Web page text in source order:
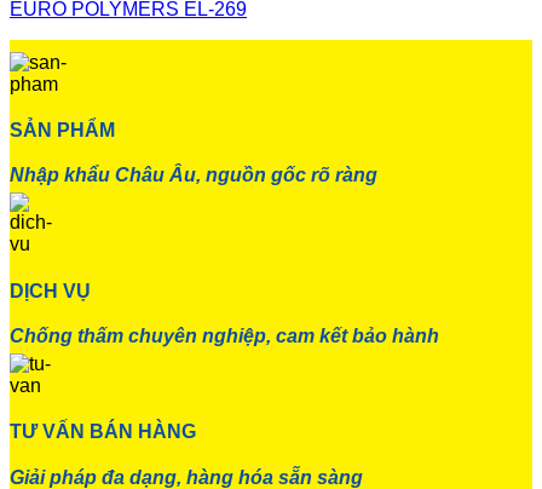
EURO POLYMERS EL-269
SẢN PHẨM
Nhập khẩu Châu Âu, nguồn gốc rõ ràng
DỊCH VỤ
Chống thấm chuyên nghiệp, cam kết bảo hành
TƯ VẤN BÁN HÀNG
Giải pháp đa dạng, hàng hóa sẵn sàng